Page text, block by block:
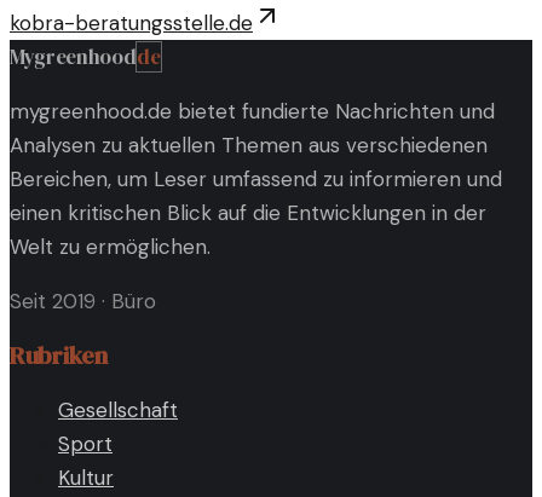
kobra-beratungsstelle.de
Mygreenhoodde
mygreenhood.de bietet fundierte Nachrichten und
Analysen zu aktuellen Themen aus verschiedenen
Bereichen, um Leser umfassend zu informieren und
einen kritischen Blick auf die Entwicklungen in der
Welt zu ermöglichen.
Seit 2019 · Büro
Rubriken
Gesellschaft
Sport
Kultur